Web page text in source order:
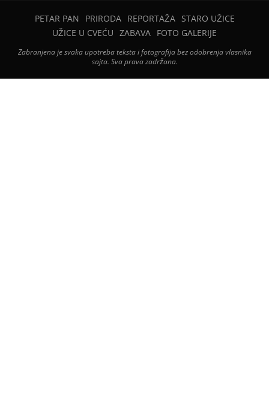
PETAR PAN PRIRODA REPORTAŽA
STARO UŽICE
UŽICE U CVEĆU ZABAVA FOTO GALERIJE
Zabranjena je svaka upotreba teksta i fotografija bez odobrenja vlasnika
sajta. Sva prava zadržana.